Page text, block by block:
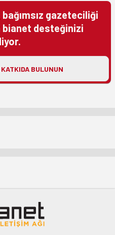
gazeteciliği
desteğinizi
KATKIDA BULUNUN